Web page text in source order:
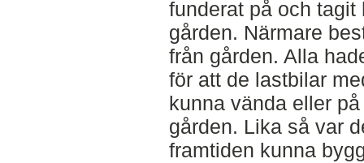
funderat på och
gården. Närmare
från gården. Alla
för att de lastbilar
kunna vända eller
gården. Lika så var
framtiden kunna